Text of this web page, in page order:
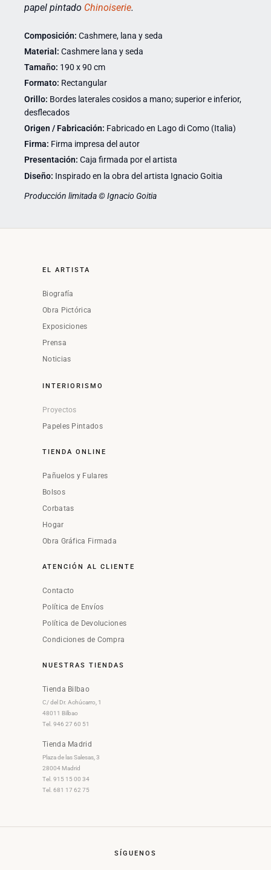
papel pintado Chinoiserie.
Composición: Cashmere, lana y seda
Material: Cashmere lana y seda
Tamaño: 190 x 90 cm
Formato: Rectangular
Orillo: Bordes laterales cosidos a mano; superior e inferior,
desflecados
Origen / Fabricación: Fabricado en Lago di Como (Italia)
Firma: Firma impresa del autor
Presentación: Caja firmada por el artista
Diseño: Inspirado en la obra del artista Ignacio Goitia
Producción limitada © Ignacio Goitia
EL ARTISTA
Biografía
Obra Pictórica
Exposiciones
Prensa
Noticias
INTERIORISMO
Proyectos
Papeles Pintados
TIENDA ONLINE
Pañuelos y Fulares
Bolsos
Corbatas
Hogar
Obra Gráfica Firmada
ATENCIÓN AL CLIENTE
Contacto
Política de Envíos
Política de Devoluciones
Condiciones de Compra
NUESTRAS TIENDAS
Tienda Bilbao
C/ del Dr. Achúcarro, 1
48011 Bilbao
Tel. 946 27 60 51
Tienda Madrid
Plaza de las Salesas, 3
28004 Madrid
Tel. 915 15 00 34
Tel. 681 17 62 75
SÍGUENOS